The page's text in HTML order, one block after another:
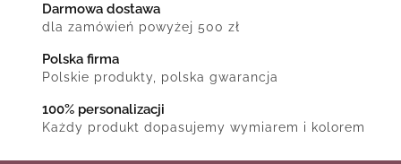
Darmowa dostawa
dla zamówień powyżej 500 zł
Polska firma
Polskie produkty, polska gwarancja
100% personalizacji
Każdy produkt dopasujemy wymiarem i kolorem